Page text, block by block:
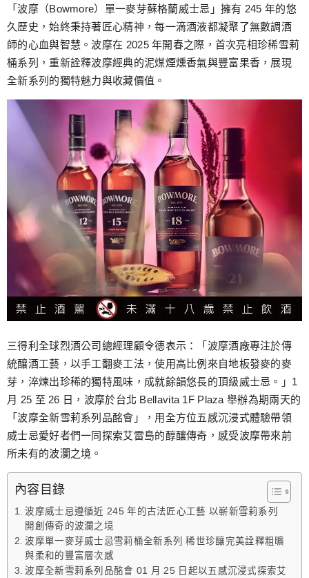
至
主
要
內
容
「波摩（Bowmore）單一麥芽蘇格蘭威士忌」擁有 245 年的悠
久歷史，始終秉持著匠心精神，每一滴酒液都凝聚了無數調酒
師的心血與智慧。波摩在 2025 年開春之際，首次亮相珍稀雪莉
桶系列，重新詮釋波摩經典的泥煤煙燻香氣與豐富果香，展現
全新系列的獨特魅力與收藏價值。
三得利全球烈酒公司總經理顧令德表示：「波摩酒廠專注於傳
統釀酒工藝，以手工翻麥工法，使用高比例來自地板發麥的麥
芽，淬煉出珍稀的獨特風味，成就餘韻悠長的頂級威士忌。」1
月 25 至 26 日，波摩於台北 Bellavita 1F Plaza 舉辦為期兩天的
「波摩全新雪莉系列品酩會」，用全方位五感沉浸式體驗帶領
威士忌愛好者們一同探索艾雷島的醇釀傳奇，感受波摩帶來前
所未有的波瀾之境。
內容目錄
波摩威士忌遵循近 245 年的古法匠心工藝 以嶄新雪莉系列
開創傳奇的波瀾之境
波摩單一麥芽威士忌雪莉桶全新系列 稀世珍釀完美詮釋粗曠
與柔和的豐富層次感
波摩全新雪莉系列品酩會 01 月 25 日起以五感沉浸式探索艾